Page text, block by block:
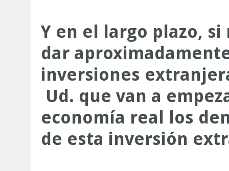
Y en el largo plazo, si
dar
inversiones
Ud. que van a
economía real los
de esta inversión